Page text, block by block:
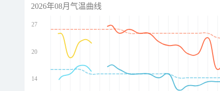
2026年08月气温曲线
27
20
14